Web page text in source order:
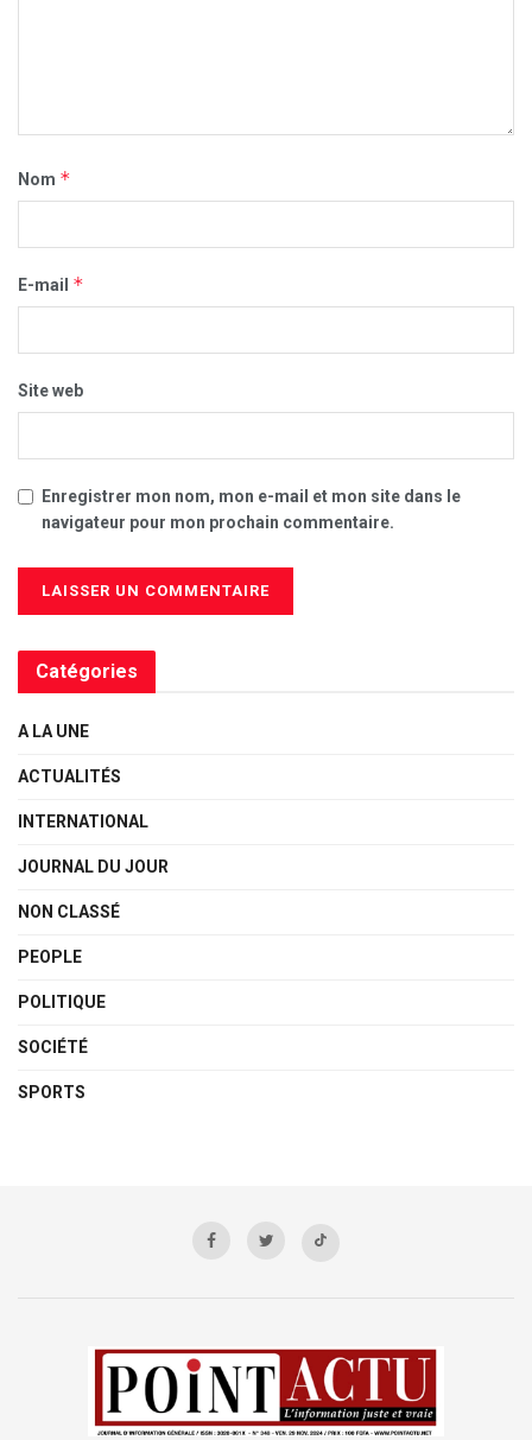
Nom *
E-mail *
Site web
Enregistrer mon nom, mon e-mail et mon site dans le
navigateur pour mon prochain commentaire.
Catégories
A LA UNE
ACTUALITÉS
INTERNATIONAL
JOURNAL DU JOUR
NON CLASSÉ
PEOPLE
POLITIQUE
SOCIÉTÉ
SPORTS